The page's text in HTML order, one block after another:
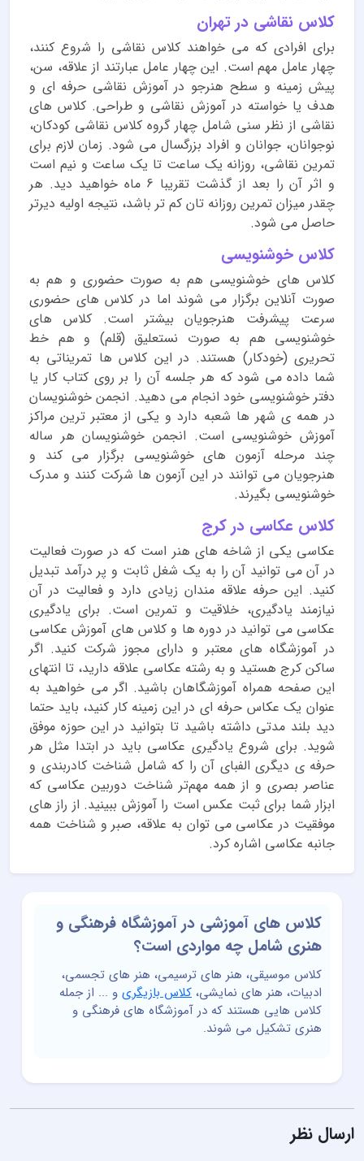
کلاس نقاشی در تهران
برای افرادی که می خواهند کلاس نقاشی را شروع کنند،
چهار عامل مهم است. این چهار عامل عبارتند از علاقه، سن،
پیش زمینه و سطح هنرجو در آموزش نقاشی حرفه ای و
هدف یا خواسته در آموزش نقاشی و طراحی. کلاس های
نقاشی از نظر سنی شامل چهار گروه کلاس نقاشی کودکان،
نوجوانان، جوانان و افراد بزرگسال می شود. زمان لازم برای
تمرین نقاشی، روزانه یک ساعت تا یک ساعت و نیم است
و اثر آن را بعد از گذشت تقریبا 6 ماه خواهید دید. هر
چقدر میزان تمرین روزانه تان کم تر باشد، نتیجه اولیه دیرتر
حاصل می شود.
کلاس خوشنویسی
کلاس های خوشنویسی هم به صورت حضوری و هم به
صورت آنلاین برگزار می شوند اما در کلاس های حضوری
سرعت پیشرفت هنرجویان بیشتر است. کلاس های
خوشنویسی هم به صورت نستعلیق (قلم) و هم خط
تحریری (خودکار) هستند. در این کلاس ها تمریناتی به
شما داده می شود که هر جلسه آن را بر روی کتاب کار یا
دفتر خوشنویسی خود انجام می دهید. انجمن خوشنویسان
در همه ی شهر ها شعبه دارد و یکی از معتبر ترین مراکز
آموزش خوشنویسی است. انجمن خوشنویسان هر ساله
چند مرحله آزمون های خوشنویسی برگزار می کند و
هنرجویان می توانند در این آزمون ها شرکت کنند و مدرک
خوشنویسی بگیرند.
کلاس عکاسی در کرج
عکاسی یکی از شاخه های هنر است که در صورت فعالیت
در آن می توانید آن را به یک شغل ثابت و پر درآمد تبدیل
کنید. این حرفه علاقه مندان زیادی دارد و فعالیت در آن
نیازمند یادگیری، خلاقیت و تمرین است. برای یادگیری
عکاسی می توانید در دوره ها و کلاس های آموزش عکاسی
در آموزشگاه های معتبر و دارای مجوز شرکت کنید. اگر
ساکن کرج هستید و به رشته عکاسی علاقه دارید، تا انتهای
این صفحه همراه آموزشگاهان باشید. اگر می خواهید به
عنوان یک عکاس حرفه ای در این زمینه کار کنید، باید حتما
دید بلند مدتی داشته باشید تا بتوانید در این حوزه موفق
شوید. برای شروع یادگیری عکاسی باید در ابتدا مثل هر
حرفه ی دیگری الفبای آن را که شامل شناخت کادربندی و
عناصر بصری و از همه مهم‌تر شناخت دوربین عکاسی که
ابزار شما برای ثبت عکس است را آموزش ببینید. از راز های
موفقیت در عکاسی می توان به علاقه، صبر و شناخت همه
جانبه عکاسی اشاره کرد.
کلاس های آموزشی در آموزشگاه فرهنگی و
هنری شامل چه مواردی است؟
کلاس موسیقی، هنر های ترسیمی، هنر های تجسمی،
ادبیات، هنر های نمایشی، کلاس بازیگری و ... از جمله
کلاس هایی هستند که در آموزشگاه های فرهنگی و
هنری تشکیل می شوند.
ارسال نظر